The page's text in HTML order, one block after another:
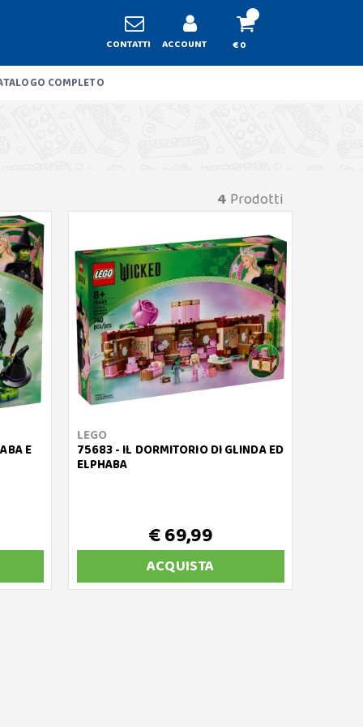
CONTATTI ACCOUNT € 0
COMPLETO
4 Prodotti
E
LEGO
75683 - IL DORMITORIO DI GLINDA ED
ELPHABA
€ 69,99
ACQUISTA